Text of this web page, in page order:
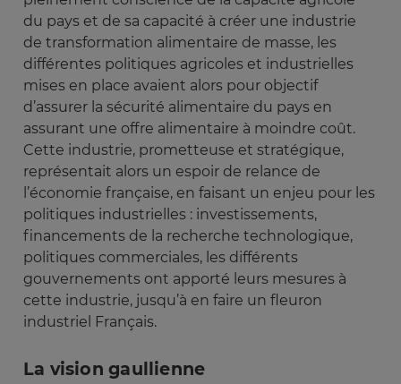
du pays et de sa capacité à créer une industrie
de transformation alimentaire de masse, les
différentes politiques agricoles et industrielles
mises en place avaient alors pour objectif
d’assurer la sécurité alimentaire du pays en
assurant une offre alimentaire à moindre coût.
Cette industrie, prometteuse et stratégique,
représentait alors un espoir de relance de
l’économie française, en faisant un enjeu pour les
politiques industrielles : investissements,
financements de la recherche technologique,
politiques commerciales, les différents
gouvernements ont apporté leurs mesures à
cette industrie, jusqu’à en faire un fleuron
industriel Français.
La vision gaullienne